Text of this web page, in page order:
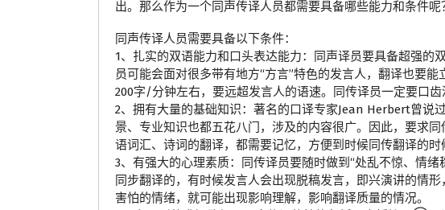
出。那么作为一个同声传译人员都需要具备哪些能力和条件呢
同声传译人员需要具备以下条件：
1、扎实的双语能力和口头表达能力：同声译员要具备超强
员可能会面对很多带有地方“方言”特色的发言人，翻译也要
200字/分钟左右，要远超发言人的语速。同传译员一定要口
2、拥有大量的基础知识：著名的口译专家Jean Herbert曾说
景、专业知识也都五花八门，涉及的内容很广。因此，要求
语词汇、诗词的翻译，都需要记忆，方便到时候同传翻译的时
3、有强大的心理素质：同传译员要随时做到“处乱不惊、情
同步翻译的，有时候发言人会出现脱稿发言，即兴演讲的情
害怕的情绪，就可能出现影响理解，影响翻译质量的情况。